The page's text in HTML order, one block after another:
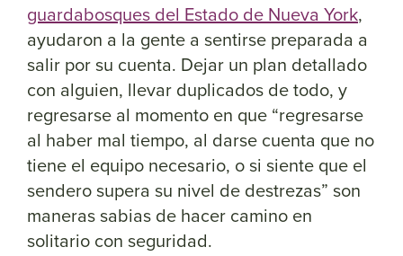
guardabosques del Estado de Nueva York,
ayudaron a la gente a sentirse preparada a
salir por su cuenta. Dejar un plan detallado
con alguien, llevar duplicados de todo, y
regresarse al momento en que “regresarse
al haber mal tiempo, al darse cuenta que no
tiene el equipo necesario, o si siente que el
sendero supera su nivel de destrezas” son
maneras sabias de hacer camino en
solitario con seguridad.